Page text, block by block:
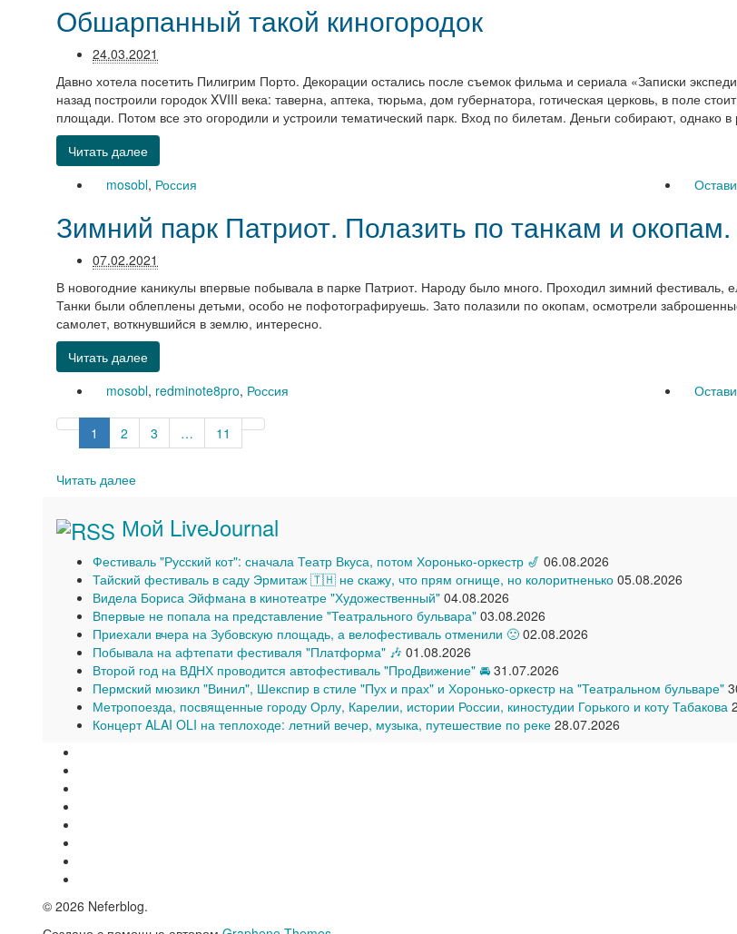
Обшарпанный такой киногородок
24.03.2021
Давно хотела посетить Пилигрим Порто. Декорации остались после съемок фильма и сериала «Записки
назад построили городок XVIII века: таверна, аптека, тюрьма, дом губернатора, готическая церковь, в поле
площади. Потом все это огородили и устроили тематический парк. Вход по билетам. Деньги собирают, однако
Читать далее
mosobl, Россия
Зимний парк Патриот. Полазить по танкам и окопам.
07.02.2021
В новогодние каникулы впервые побывала в парке Патриот. Народу было много. Проходил зимний фестиваль,
Танки были облеплены детьми, особо не пофотографируешь. Зато полазили по окопам, осмотрели
самолет, воткнувшийся в землю, интересно.
Читать далее
mosobl, redminote8pro, Россия
1 2 3 … 11
Читать далее
Мой LiveJournal
Фестиваль "Русский кот": сначала Театр Вкуса, потом Хоронько-оркестр 🎷 06.08.2026
Тайский фестиваль в саду Эрмитаж 🇹🇭 не скажу, что прям огнище, но колоритненько 05.08.2026
Видела Бориса Эйфмана в кинотеатре "Художественный" 04.08.2026
Впервые не попала на представление "Театрального бульвара" 03.08.2026
Приехали вчера на Зубовскую площадь, а велофестиваль отменили 🙁 02.08.2026
Побывала на афтепати фестиваля "Платформа" 🎶 01.08.2026
Второй год на ВДНХ проводится автофестиваль "ПроДвижение" 🚘 31.07.2026
Пермский мюзикл "Винил", Шекспир в стиле "Пух и прах" и Хоронько-оркестр на "Театральном бульваре"
Метропоезда, посвященные городу Орлу, Карелии, истории России, киностудии Горького и коту Табакова
Концерт ALAI OLI на теплоходе: летний вечер, музыка, путешествие по реке 28.07.2026
© 2026 Neferblog.